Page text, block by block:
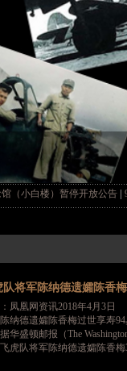
）暂停开放公告|9·3抗战
队将军陈纳德遗孀陈香
凤凰网资讯2018年4月3日
纳德遗孀陈香梅过世享寿
华盛顿邮报（The
虎队将军陈纳德遗孀陈香梅